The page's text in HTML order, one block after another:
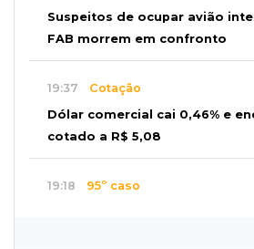
Suspeitos de ocupar avião
FAB morrem em confronto
19:37 Cotação
Dólar comercial cai 0,46% e
cotado a R$ 5,08
19:18 95º caso